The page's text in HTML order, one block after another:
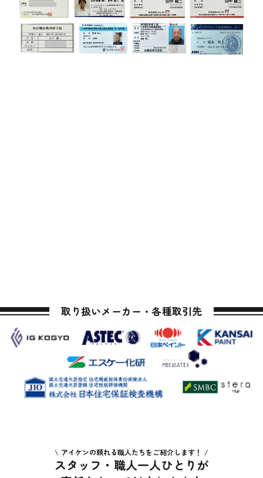
取り扱いメーカー・各種取引先
アイケンの頼れる職人たちをご紹介します！
スタッフ・職人一人ひとりが